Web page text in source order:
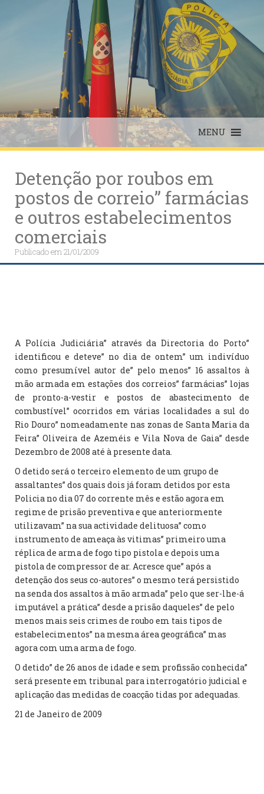
MENU
Detenção por roubos em
postos de correio” farmácias
e outros estabelecimentos
comerciais
Publicado em21/01/2009
A Polícia Judiciária” através da Directoria do Porto”
identificou e deteve” no dia de ontem” um indivíduo
como presumível autor de” pelo menos” 16 assaltos à
mão armada em estações dos correios” farmácias” lojas
de pronto-a-vestir e postos de abastecimento de
combustível” ocorridos em várias localidades a sul do
Rio Douro” nomeadamente nas zonas de Santa Maria da
Feira” Oliveira de Azeméis e Vila Nova de Gaia” desde
Dezembro de 2008 até à presente data.
O detido será o terceiro elemento de um grupo de
assaltantes” dos quais dois já foram detidos por esta
Policia no dia 07 do corrente mês e estão agora em
regime de prisão preventiva e que anteriormente
utilizavam” na sua actividade delituosa” como
instrumento de ameaça às vitimas” primeiro uma
réplica de arma de fogo tipo pistola e depois uma
pistola de compressor de ar. Acresce que” após a
detenção dos seus co-autores” o mesmo terá persistido
na senda dos assaltos à mão armada” pelo que ser-lhe-á
imputável a prática” desde a prisão daqueles” de pelo
menos mais seis crimes de roubo em tais tipos de
estabelecimentos” na mesma área geográfica” mas
agora com uma arma de fogo.
O detido” de 26 anos de idade e sem profissão conhecida”
será presente em tribunal para interrogatório judicial e
aplicação das medidas de coacção tidas por adequadas.
21 de Janeiro de 2009